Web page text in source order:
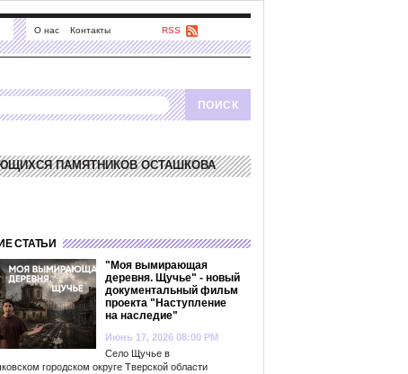
О нас Контакты RSS
ПАМЯТНИКОВ ОСТАШКОВА
СТАТЬИ
"Моя вымирающая
деревня. Щучье" - новый
документальный фильм
проекта "Наступление
на наследие"
Июнь 17, 2026 08:00 PM
Село Щучье в
городском округе Тверской области